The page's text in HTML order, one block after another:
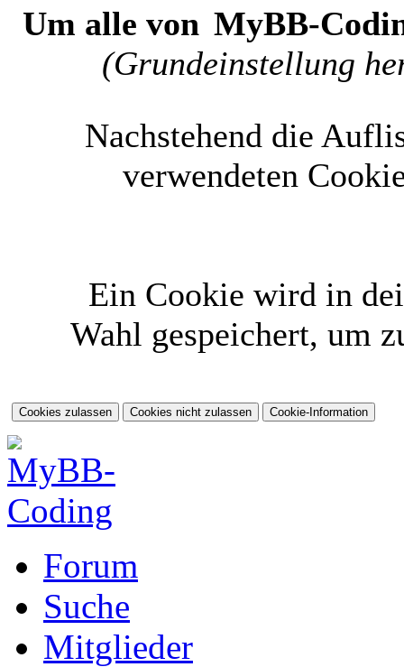
Um alle von MyBB-
(Grundeinstellung
Nachstehend die
verwendeten
Ein Cookie wird in
Wahl gespeichert, um
Forum
Suche
Mitglieder